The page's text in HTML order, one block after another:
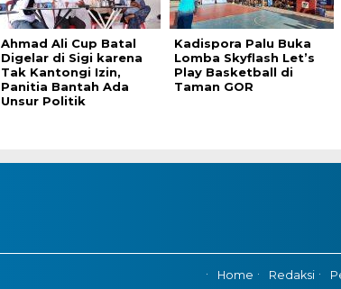
Ahmad Ali Cup Batal
Digelar di Sigi karena
Tak Kantongi Izin,
Panitia Bantah Ada
Unsur Politik
Kadispora Palu Buka
Lomba Skyflash Let’s
Play Basketball di
Taman GOR
Home Redaksi